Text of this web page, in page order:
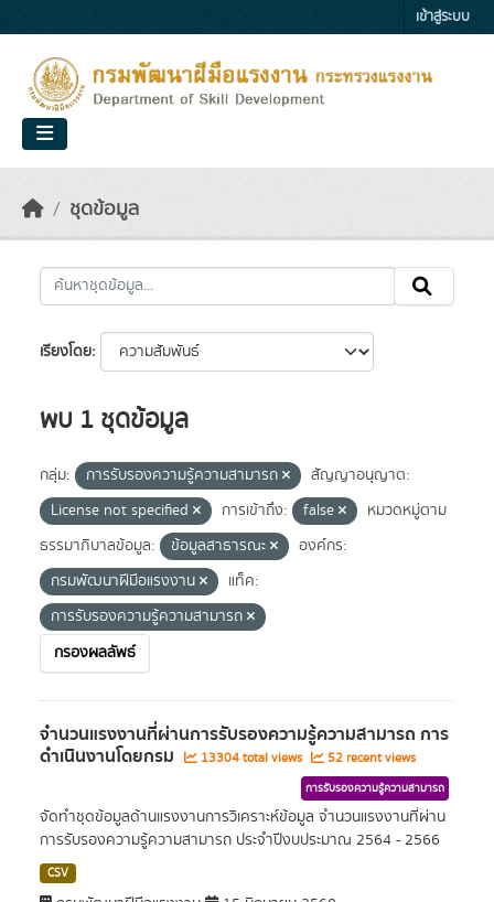
เข้าสู่ระบบ
ชุดข้อมูล
เรียงโดย
พบ 1 ชุดข้อมูล
กลุ่ม: การรับรองความรู้ความสามารถ
สัญญาอนุญาต:
License not specified
การเข้าถึง: false
หมวดหมู่ตาม
ธรรมาภิบาลข้อมูล:
ข้อมูลสาธารณะ
องค์กร:
กรมพัฒนาฝีมือแรงงาน
แท็ค:
การรับรองความรู้ความสามารถ
กรองผลลัพธ์
จำนวนแรงงานที่ผ่านการรับรองความรู้ความสามารถ การ
ดำเนินงานโดยกรม 13304 total views 52 recent views
การรับรองความรู้ความสามารถ
จัดทำชุดข้อมูลด้านแรงงานการวิเคราะห์ข้อมูล จำนวนแรงงานที่ผ่าน
การรับรองความรู้ความสามารถ ประจำปีงบประมาณ 2564 - 2566
CSV